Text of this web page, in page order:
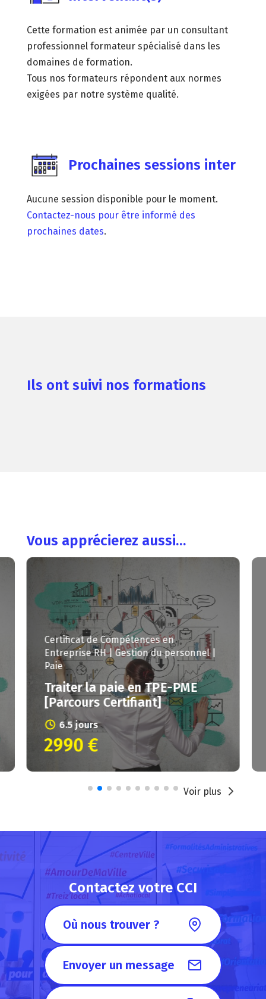
Cette formation est animée par un consultant
professionnel formateur spécialisé dans les
domaines de formation.
Tous nos formateurs répondent aux normes
exigées par notre système qualité.
Prochaines sessions inter
Aucune session disponible pour le moment.
Contactez-nous pour être informé des
prochaines dates.
Ils ont suivi nos formations
Vous apprécierez aussi…
Certificat de Compétences en
Entreprise RH | Gestion du personnel |
Paie
Traiter la paie en TPE-PME
[Parcours Certifiant]
6.5 jours
2990 €
Voir plus
Contactez votre CCI
Où nous trouver ?
Envoyer un message